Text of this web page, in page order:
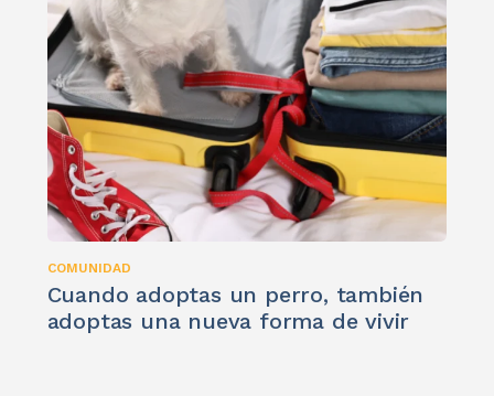
COMUNIDAD
Cuando adoptas un perro, también
adoptas una nueva forma de vivir